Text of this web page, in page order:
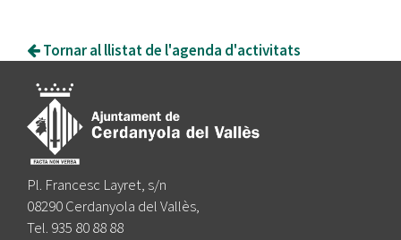
Tornar al llistat de l'agenda d'activitats
Pl. Francesc Layret, s/n
08290 Cerdanyola del Vallès,
Tel. 935 80 88 88